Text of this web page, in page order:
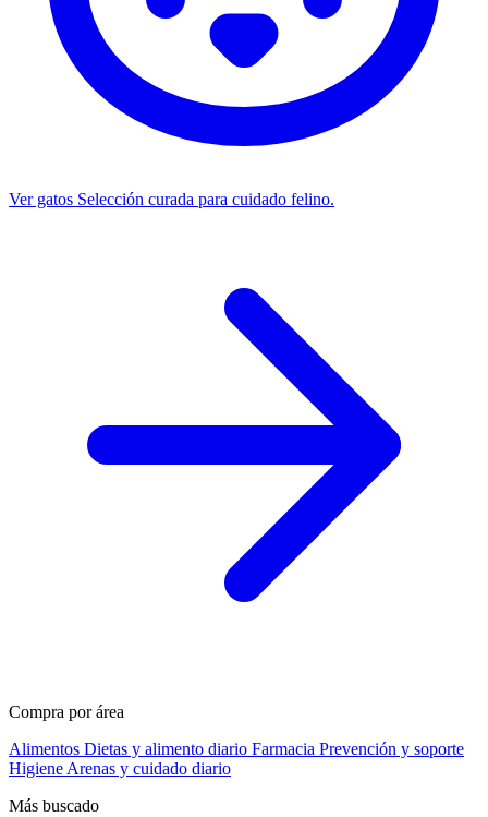
Ver gatos Selección curada para cuidado felino.
Compra por área
Alimentos Dietas y alimento diario Farmacia Prevención y soporte
Higiene Arenas y cuidado diario
Más buscado